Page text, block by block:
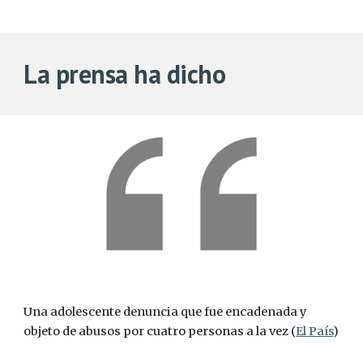
La prensa ha dicho
Una adolescente denuncia que fue encadenada y
objeto de abusos por cuatro personas a la vez (El País)